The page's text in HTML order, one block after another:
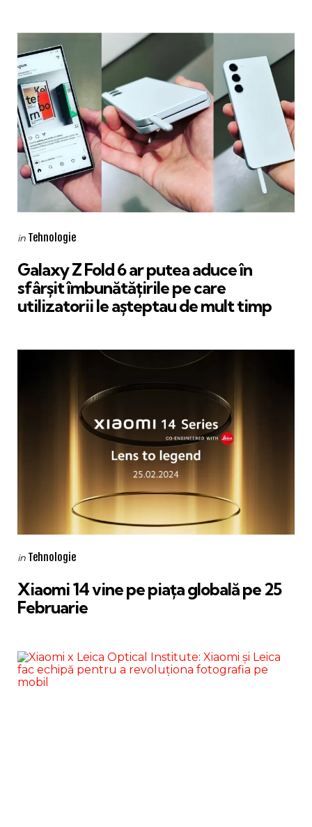
Categories
Posted
in Tehnologie
Galaxy Z Fold 6 ar putea aduce în
sfârșit îmbunătățirile pe care
utilizatorii le așteptau de mult timp
Categories
Posted
in Tehnologie
Xiaomi 14 vine pe piața globală pe 25
Februarie